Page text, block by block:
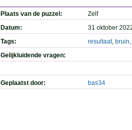
Plaats van de puzzel:
Zelf
Datum:
31 oktober
Tags:
resultaat, bruin,
Gelijkluidende vragen:
Geplaatst door: bas34